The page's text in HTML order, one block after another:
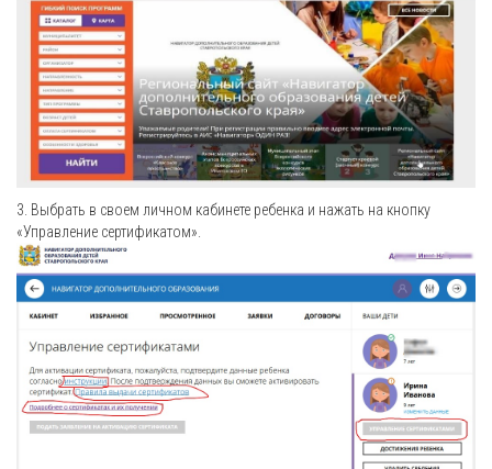
3. Выбрать в своем личном кабинете ребенка и нажать на кнопку
«Управление сертификатом».